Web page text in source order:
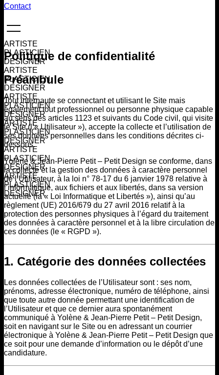
Contact
ARTISTE
PLASTICIEN
DESIGNER
ARTISTE
PLASTICIEN
DESIGNER
ARTISTE
PLASTICIEN
DESIGNER
ARTISTE
PLASTICIEN
DESIGNER
ARTISTE
PLASTICIEN
DESIGNER
ARTISTE
PLASTICIEN
DESIGNER
Politique de confidentialité
Préambule
Tout internaute se connectant et utilisant le Site mais
également tout professionnel ou personne physique capable
au sens des articles 1123 et suivants du Code civil, qui visite
le Site (l’« Utilisateur »), accepte la collecte et l’utilisation de
ses données personnelles dans les conditions décrites ci-
dessous.
Yolène & Jean-Pierre Petit – Petit Design se conforme, dans
la collecte et la gestion des données à caractère personnel
de l’Utilisateur, à la loi n° 78-17 du 6 janvier 1978 relative à
l’informatique, aux fichiers et aux libertés, dans sa version
actuelle (la « Loi Informatique et Libertés »), ainsi qu’au
règlement (UE) 2016/679 du 27 avril 2016 relatif à la
protection des personnes physiques à l’égard du traitement
des données à caractère personnel et à la libre circulation de
ces données (le « RGPD »).
1. Catégorie des données collectées
Les données collectées de l’Utilisateur sont : ses nom,
prénoms, adresse électronique, numéro de téléphone, ainsi
que toute autre donnée permettant une identification de
l’Utilisateur et que ce dernier aura spontanément
communiqué à Yolène & Jean-Pierre Petit – Petit Design,
soit en navigant sur le Site ou en adressant un courrier
électronique à Yolène & Jean-Pierre Petit – Petit Design que
ce soit pour une demande d’information ou le dépôt d’une
candidature.